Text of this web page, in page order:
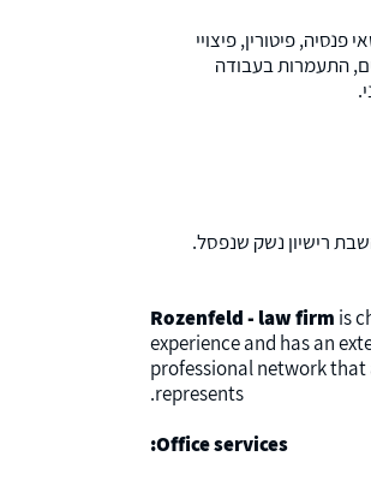
פיטורין, פיצויי
התעמרות בעבודה
רישיון נשק שנפסל.
Rozenfeld - law firm is
experience and has an
professional network
represents.
Office services: